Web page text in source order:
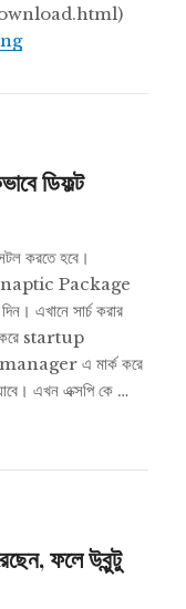
তৈরী করুন এক্সপি সার্ভিস
ডিফল্ট
করতে হবে।
Package
এখানে সার্চ করার
করে startup
এ মার্ক করে
এখন এক্সপি কে …
কিভাবে ডিফল্ট করবেন?
ফলে উবুন্টু